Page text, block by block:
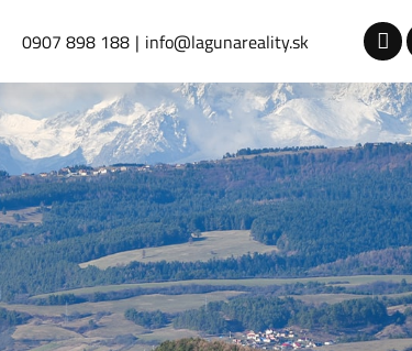
0907 898 188 info@lagunareality.sk